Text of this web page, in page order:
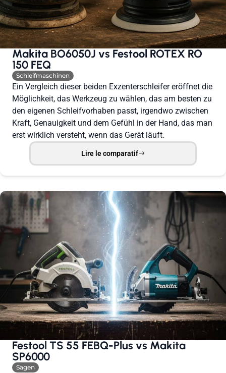
Makita BO6050J vs Festool ROTEX RO
150 FEQ
Schleifmaschinen
Ein Vergleich dieser beiden Exzenterschleifer eröffnet die
Möglichkeit, das Werkzeug zu wählen, das am besten zu
den eigenen Schleifvorhaben passt, irgendwo zwischen
Kraft, Genauigkeit und dem Gefühl in der Hand, das man
erst wirklich versteht, wenn das Gerät läuft.
Lire le comparatif
Festool TS 55 FEBQ-Plus vs Makita
SP6000
Sägen